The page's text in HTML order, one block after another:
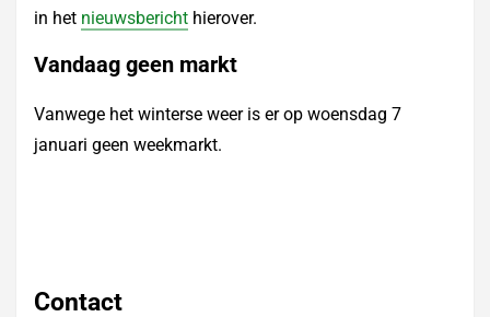
in het nieuwsbericht hierover.
Vandaag geen markt
Vanwege het winterse weer is er op woensdag 7
januari geen weekmarkt.
Contact